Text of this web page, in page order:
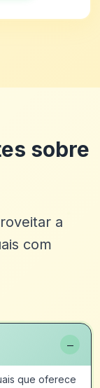
sobre
a
com
−
que oferece